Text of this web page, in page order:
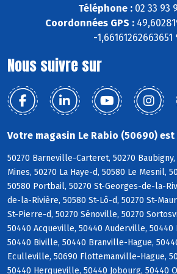
Téléphone :02 33 93
Coordonnées GPS :
-1,66161262663651
Nous suivre sur
Votre magasin Le Rabio (50690)
50270 Barneville-Carteret, 50270
Mines, 50270 La Haye-d, 50580 Le Mesnil,
50580 Portbail, 50270 St-Georges-de-la-
de-la-Rivière, 50580 St-Lô-d, 50270 St-
St-Pierre-d, 50270 Sénoville, 50270
50440 Acqueville, 50440 Auderville, 50440
50440 Biville, 50440 Branville-Hague,
Eculleville, 50690 Flottemanville-Hague,
50440 Herqueville, 50440 Jobourg, 50440